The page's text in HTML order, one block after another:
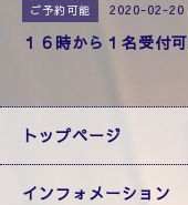
ご予約可能 2020-02-20
１６時から１名受付
トップページ
インフォメーション